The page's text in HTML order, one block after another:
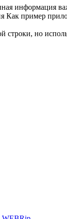
информация
Как пример
строки, но